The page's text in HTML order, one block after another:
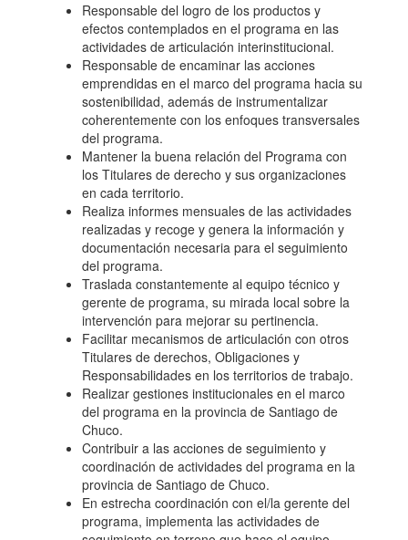
Responsable del logro de los productos y
efectos contemplados en el programa en las
actividades de articulación interinstitucional.
Responsable de encaminar las acciones
emprendidas en el marco del programa hacia su
sostenibilidad, además de instrumentalizar
coherentemente con los enfoques transversales
del programa.
Mantener la buena relación del Programa con
los Titulares de derecho y sus organizaciones
en cada territorio.
Realiza informes mensuales de las actividades
realizadas y recoge y genera la información y
documentación necesaria para el seguimiento
del programa.
Traslada constantemente al equipo técnico y
gerente de programa, su mirada local sobre la
intervención para mejorar su pertinencia.
Facilitar mecanismos de articulación con otros
Titulares de derechos, Obligaciones y
Responsabilidades en los territorios de trabajo.
Realizar gestiones institucionales en el marco
del programa en la provincia de Santiago de
Chuco.
Contribuir a las acciones de seguimiento y
coordinación de actividades del programa en la
provincia de Santiago de Chuco.
En estrecha coordinación con el/la gerente del
programa, implementa las actividades de